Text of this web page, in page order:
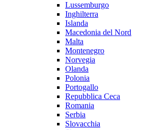
Lussemburgo
Inghilterra
Islanda
Macedonia del Nord
Malta
Montenegro
Norvegia
Olanda
Polonia
Portogallo
Repubblica Ceca
Romania
Serbia
Slovacchia